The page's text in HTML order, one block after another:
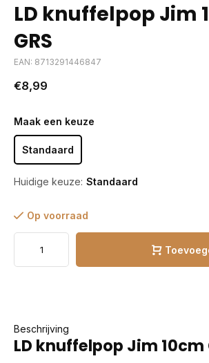
LD knuffelpop Jim
GRS
EAN: 8713291446847
€8,99
Maak een keuze
Standaard
Huidige keuze: Standaard
Op voorraad
Beschrijving
LD knuffelpop Jim 10cm